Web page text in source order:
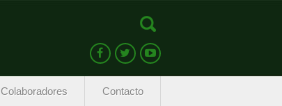
Colaboradores Contacto